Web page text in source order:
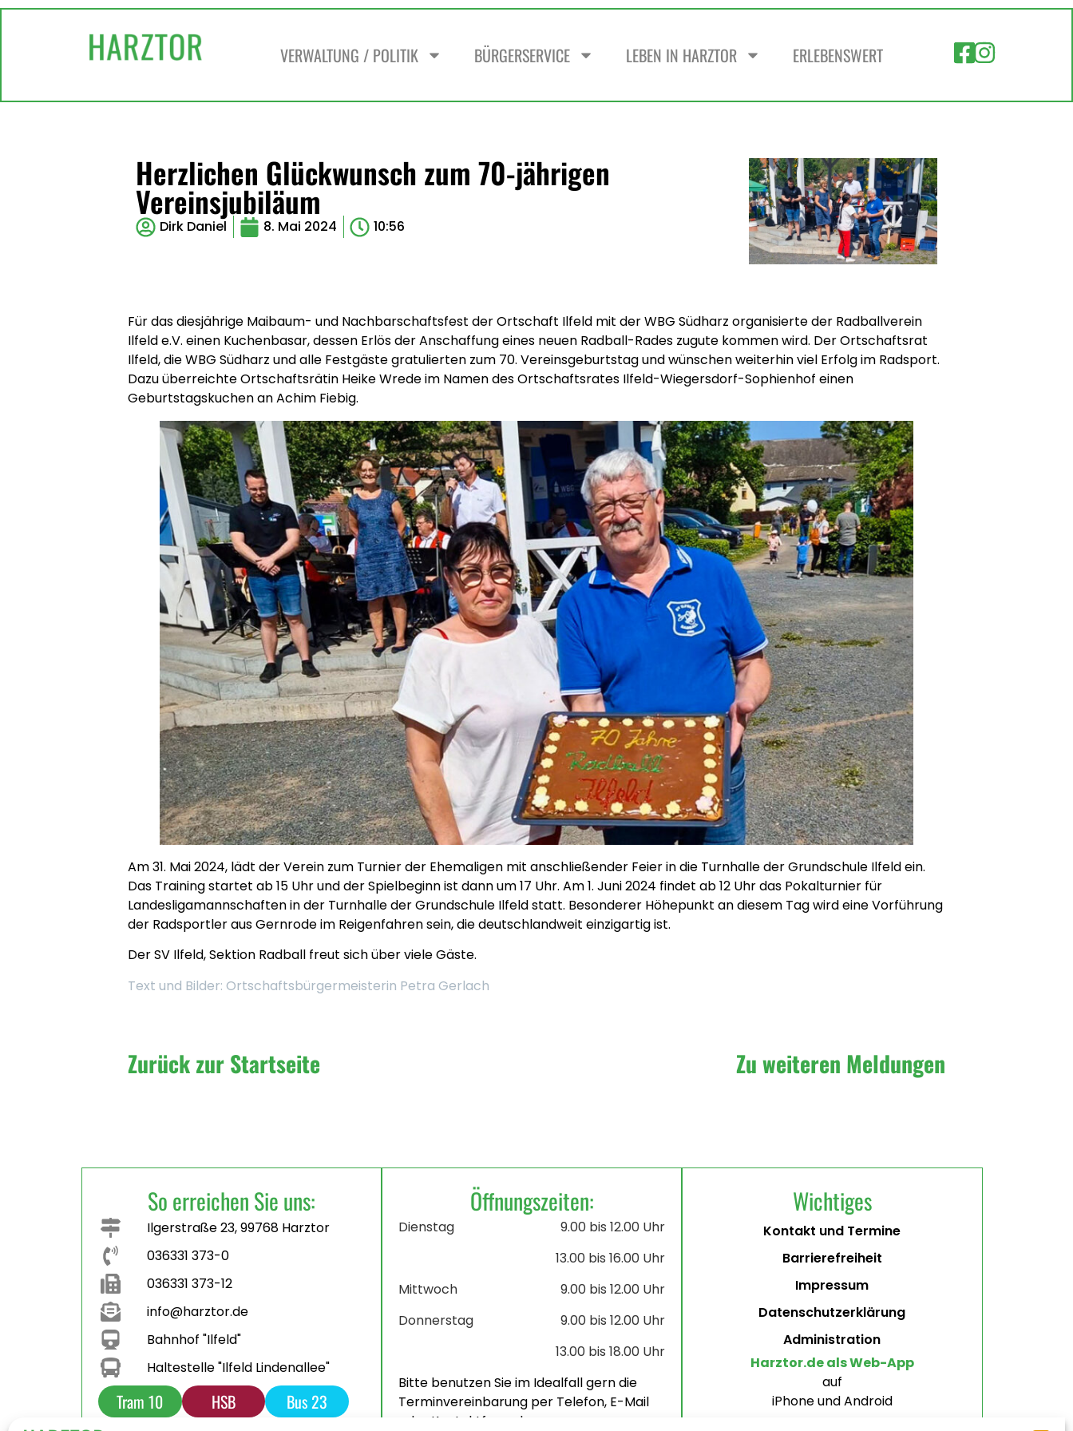
VERWALTUNG / POLITIK BÜRGERSERVICE LEBEN IN HARZTOR ERLEBENSWERT
Herzlichen Glückwunsch zum 70-jährigen
Vereinsjubiläum
Dirk Daniel 8. Mai 2024 10:56
Für das diesjährige Maibaum- und Nachbarschaftsfest der Ortschaft Ilfeld mit der WBG Südharz organisierte der Radballverein
Ilfeld e.V. einen Kuchenbasar, dessen Erlös der Anschaffung eines neuen Radball-Rades zugute kommen wird. Der Ortschaftsrat
Ilfeld, die WBG Südharz und alle Festgäste gratulierten zum 70. Vereinsgeburtstag und wünschen weiterhin viel Erfolg im Radsport.
Dazu überreichte Ortschaftsrätin Heike Wrede im Namen des Ortschaftsrates Ilfeld-Wiegersdorf-Sophienhof einen
Geburtstagskuchen an Achim Fiebig.
Am 31. Mai 2024, lädt der Verein zum Turnier der Ehemaligen mit anschließender Feier in die Turnhalle der Grundschule Ilfeld ein.
Das Training startet ab 15 Uhr und der Spielbeginn ist dann um 17 Uhr. Am 1. Juni 2024 findet ab 12 Uhr das Pokalturnier für
Landesligamannschaften in der Turnhalle der Grundschule Ilfeld statt. Besonderer Höhepunkt an diesem Tag wird eine Vorführung
der Radsportler aus Gernrode im Reigenfahren sein, die deutschlandweit einzigartig ist.
Der SV Ilfeld, Sektion Radball freut sich über viele Gäste.
Text und Bilder: Ortschaftsbürgermeisterin Petra Gerlach
Zurück zur Startseite Zu weiteren Meldungen
So erreichen Sie uns:
Ilgerstraße 23, 99768 Harztor
036331 373-0
036331 373-12
info@harztor.de
Bahnhof "Ilfeld"
Haltestelle "Ilfeld Lindenallee"
Tram 10 HSB
Bus 23
Öffnungszeiten:
Dienstag
9.00 bis 12.00 Uhr
13.00 bis 16.00 Uhr
Mittwoch
9.00 bis 12.00 Uhr
Donnerstag
9.00 bis 12.00 Uhr
13.00 bis 18.00 Uhr
Bitte benutzen Sie im Idealfall gern die
Terminvereinbarung per Telefon, E-Mail
oder Kontaktformular.
Wichtiges
Kontakt und Termine
Barrierefreiheit
Impressum
Datenschutzerklärung
Administration
Harztor.de als Web-App
auf
iPhone und Android